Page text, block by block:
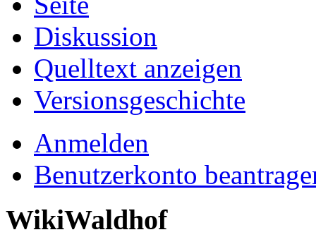
Diskussion
Quelltext anzeigen
Versionsgeschichte
Anmelden
Benutzerkonto
WikiWaldhof